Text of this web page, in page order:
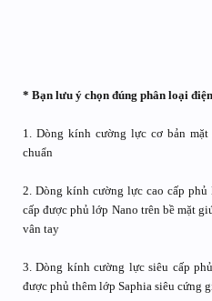
* Bạn lưu ý chọn đúng phân loại
1. Dòng kính cường lực cơ bản
chuẩn
2. Dòng kính cường lực cao cấp
cấp được phủ lớp Nano trên bề mặt
vân tay
3. Dòng kính cường lực siêu cấp
được phủ thêm lớp Saphia siêu cứng